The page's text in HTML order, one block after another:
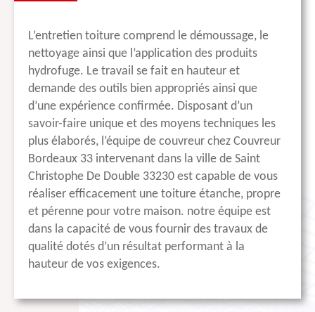
L’entretien toiture comprend le démoussage, le
nettoyage ainsi que l’application des produits
hydrofuge. Le travail se fait en hauteur et
demande des outils bien appropriés ainsi que
d’une expérience confirmée. Disposant d’un
savoir-faire unique et des moyens techniques les
plus élaborés, l’équipe de couvreur chez Couvreur
Bordeaux 33 intervenant dans la ville de Saint
Christophe De Double 33230 est capable de vous
réaliser efficacement une toiture étanche, propre
et pérenne pour votre maison. notre équipe est
dans la capacité de vous fournir des travaux de
qualité dotés d’un résultat performant à la
hauteur de vos exigences.